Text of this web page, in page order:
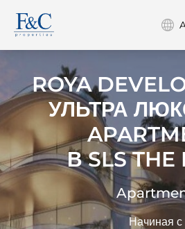
ROYA
УЛЬТРА
ВSLS THE
Начиная с